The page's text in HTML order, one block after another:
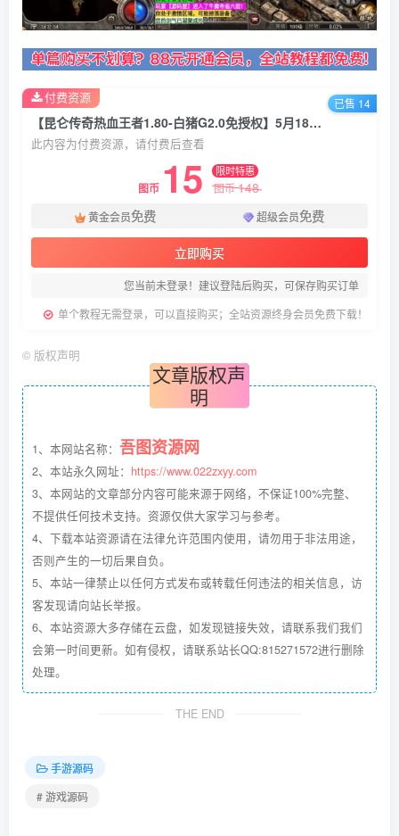
【昆仑传奇热血王者1.80-白猪G2.0免授权】5月18日收集整理Win一键服务端-战神引擎传奇手游-带详细架设教程-视频教程-GM充值后台-安卓苹果双端
此内容为付费资源，请付费后查看
图币 15 限时特惠
图币148
黄金会员免费 超级会员免费
立即购买
您当前未登录！建议登陆后购买，可保存购买订单
单个教程无需登录，可以直接购买；全站资源终身会员免费下载！
付费资源 已售 14
© 版权声明
文章版权声
明
1、本网站名称： 吾图资源网
2、本站永久网址： https://www.022zxyy.com
3、本网站的文章部分内容可能来源于网络，不保证100%完整、
不提供任何技术支持。资源仅供大家学习与参考。
4、下载本站资源请在法律允许范围内使用，请勿用于非法用途，
否则产生的一切后果自负。
5、本站一律禁止以任何方式发布或转载任何违法的相关信息，访
客发现请向站长举报。
6、本站资源大多存储在云盘，如发现链接失效，请联系我们我们
会第一时间更新。如有侵权，请联系站长QQ:815271572进行删除
处理。
THE END
手游源码
# 游戏源码